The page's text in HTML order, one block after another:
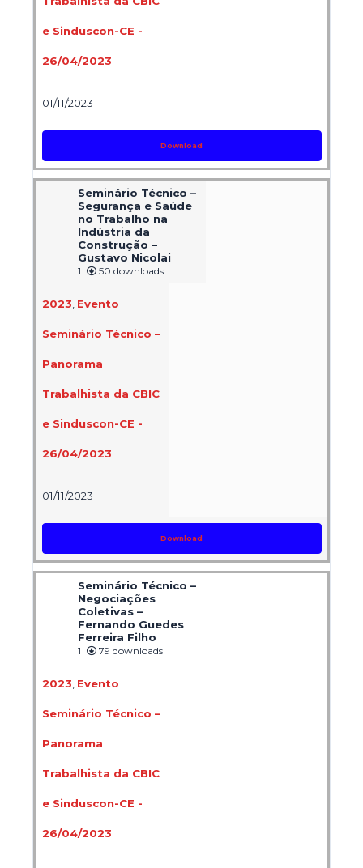
e Sinduscon-CE -
26/04/2023
01/11/2023
Download
Seminário Técnico –
Segurança e Saúde
no Trabalho na
Indústria da
Construção –
Gustavo Nicolai
1 50 downloads
2023 Evento
Seminário Técnico –
Panorama
Trabalhista da CBIC
e Sinduscon-CE -
26/04/2023
01/11/2023
Download
Seminário Técnico –
Negociações
Coletivas –
Fernando Guedes
Ferreira Filho
1 79 downloads
2023 Evento
Seminário Técnico –
Panorama
Trabalhista da CBIC
e Sinduscon-CE -
26/04/2023